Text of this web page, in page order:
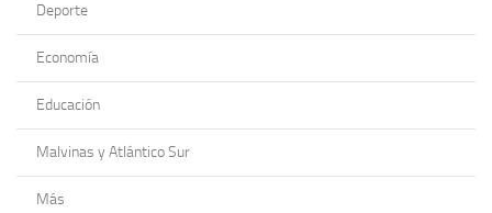
Deporte
Economía
Educación
Malvinas y Atlántico Sur
Más